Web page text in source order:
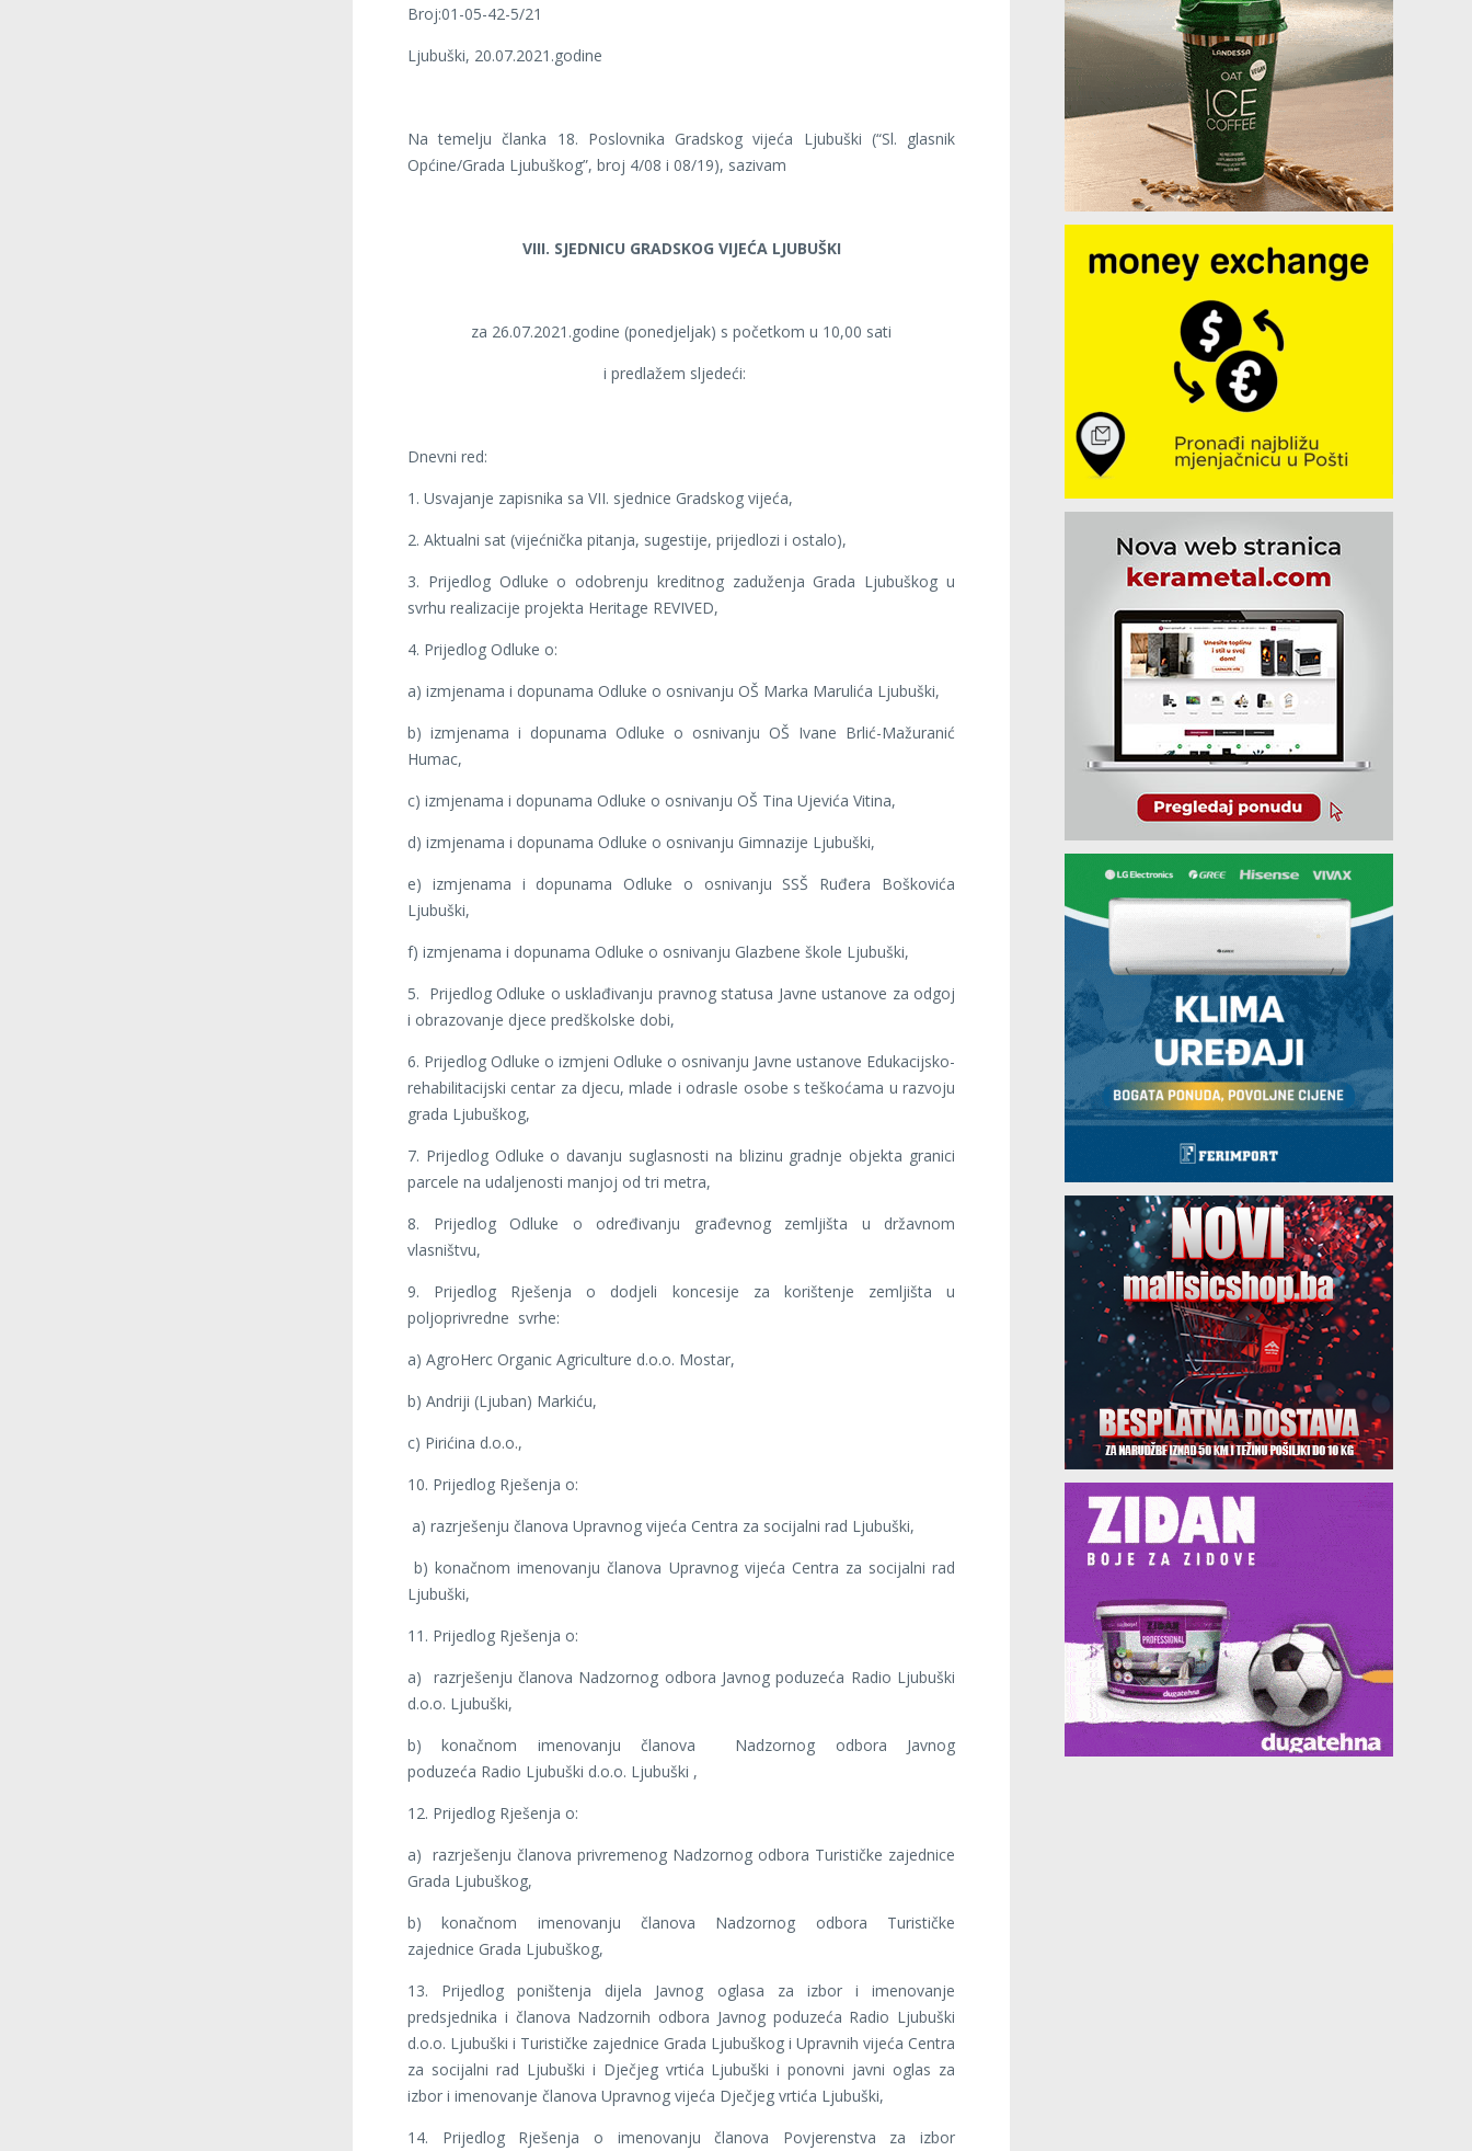
Broj:01-05-42-5/21
Ljubuški, 20.07.2021.godine
Na temelju članka 18. Poslovnika Gradskog vijeća Ljubuški (“Sl. glasnik
Općine/Grada Ljubuškog”, broj 4/08 i 08/19), sazivam
VIII. SJEDNICU GRADSKOG VIJEĆA LJUBUŠKI
za 26.07.2021.godine (ponedjeljak) s početkom u 10,00 sati
i predlažem sljedeći:
Dnevni red:
1. Usvajanje zapisnika sa VII. sjednice Gradskog vijeća,
2. Aktualni sat (vijećnička pitanja, sugestije, prijedlozi i ostalo),
3. Prijedlog Odluke o odobrenju kreditnog zaduženja Grada Ljubuškog u
svrhu realizacije projekta Heritage REVIVED,
4. Prijedlog Odluke o:
a) izmjenama i dopunama Odluke o osnivanju OŠ Marka Marulića Ljubuški,
b) izmjenama i dopunama Odluke o osnivanju OŠ Ivane Brlić-Mažuranić
Humac,
c) izmjenama i dopunama Odluke o osnivanju OŠ Tina Ujevića Vitina,
d) izmjenama i dopunama Odluke o osnivanju Gimnazije Ljubuški,
e) izmjenama i dopunama Odluke o osnivanju SSŠ Ruđera Boškovića
Ljubuški,
f) izmjenama i dopunama Odluke o osnivanju Glazbene škole Ljubuški,
5. Prijedlog Odluke o usklađivanju pravnog statusa Javne ustanove za odgoj
i obrazovanje djece predškolske dobi,
6. Prijedlog Odluke o izmjeni Odluke o osnivanju Javne ustanove Edukacijsko-
rehabilitacijski centar za djecu, mlade i odrasle osobe s teškoćama u razvoju
grada Ljubuškog,
7. Prijedlog Odluke o davanju suglasnosti na blizinu gradnje objekta granici
parcele na udaljenosti manjoj od tri metra,
8. Prijedlog Odluke o određivanju građevnog zemljišta u državnom
vlasništvu,
9. Prijedlog Rješenja o dodjeli koncesije za korištenje zemljišta u
poljoprivredne svrhe:
a) AgroHerc Organic Agriculture d.o.o. Mostar,
b) Andriji (Ljuban) Markiću,
c) Pirićina d.o.o.,
10. Prijedlog Rješenja o:
a) razrješenju članova Upravnog vijeća Centra za socijalni rad Ljubuški,
b) konačnom imenovanju članova Upravnog vijeća Centra za socijalni rad
Ljubuški,
11. Prijedlog Rješenja o:
a) razrješenju članova Nadzornog odbora Javnog poduzeća Radio Ljubuški
d.o.o. Ljubuški,
b) konačnom imenovanju članova Nadzornog odbora Javnog
poduzeća Radio Ljubuški d.o.o. Ljubuški ,
12. Prijedlog Rješenja o:
a) razrješenju članova privremenog Nadzornog odbora Turističke zajednice
Grada Ljubuškog,
b) konačnom imenovanju članova Nadzornog odbora Turističke
zajednice Grada Ljubuškog,
13. Prijedlog poništenja dijela Javnog oglasa za izbor i imenovanje
predsjednika i članova Nadzornih odbora Javnog poduzeća Radio Ljubuški
d.o.o. Ljubuški i Turističke zajednice Grada Ljubuškog i Upravnih vijeća Centra
za socijalni rad Ljubuški i Dječjeg vrtića Ljubuški i ponovni javni oglas za
izbor i imenovanje članova Upravnog vijeća Dječjeg vrtića Ljubuški,
14. Prijedlog Rješenja o imenovanju članova Povjerenstva za izbor